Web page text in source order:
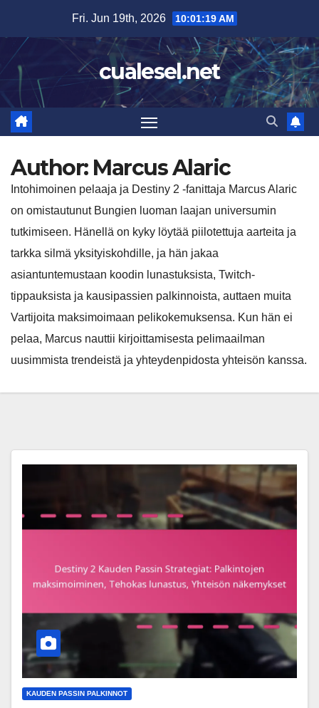
content
Fri. Jun 19th, 2026 10:01:20 AM
cualesel.net
Author: Marcus Alaric
Intohimoinen pelaaja ja Destiny 2 -fanittaja Marcus Alaric
on omistautunut Bungien luoman laajan universumin
tutkimiseen. Hänellä on kyky löytää piilotettuja aarteita ja
tarkka silmä yksityiskohdille, ja hän jakaa
asiantuntemustaan koodin lunastuksista, Twitch-
tippauksista ja kausipassien palkinnoista, auttaen muita
Vartijoita maksimoimaan pelikokemuksensa. Kun hän ei
pelaa, Marcus nauttii kirjoittamisesta pelimaailman
uusimmista trendeistä ja yhteydenpidosta yhteisön kanssa.
KAUDEN PASSIN PALKINNOT